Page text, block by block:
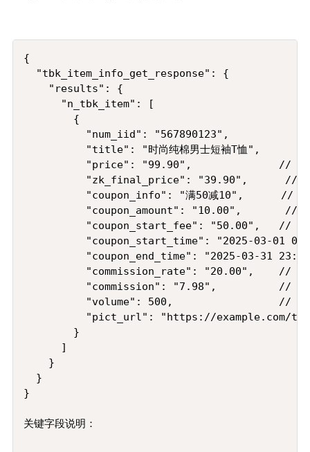
{
  "tbk_item_info_get_response": {
    "results": {
      "n_tbk_item": [
        {
          "num_iid": "567890123",
          "title": "时尚纯棉男士短袖T恤",
"price": "99.90",              // 原
"zk_final_price": "39.90",      // 券
"coupon_info": "满50减10",      // 优
"coupon_amount": "10.00",       //
"coupon_start_fee": "50.00",   // 优
"coupon_start_time": "2025-03-01
"coupon_end_time": "2025-03-31
"commission_rate": "20.00",    // 佣
"commission": "7.98",          // 佣
"volume": 500,                 // 30
"pict_url": "https://example.com/
        }
      ]
    }
  }
}
关键字段说明：